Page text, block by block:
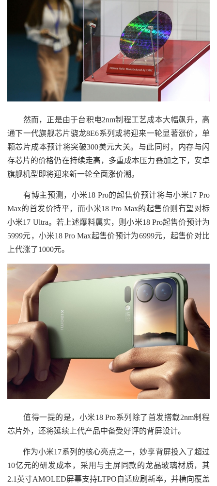
然而，正是由于台积电2nm制程工艺成本大幅飙升，高
通下一代旗舰芯片骁龙8E6系列或将迎来一轮显著涨价，单
颗芯片成本预计将突破300美元大关。与此同时，内存与闪
存芯片的价格仍在持续走高，多重成本压力叠加之下，安卓
旗舰机型即将迎来新一轮全面涨价潮。
有博主预测，小米18 Pro的起售价预计将与小米17 Pro
Max的首发价持平，而小米18 Pro Max的起售价则有望对标
小米17 Ultra。若上述爆料属实，则小米18 Pro起售价预计为
5999元，小米18 Pro Max起售价预计为6999元，起售价对比
上代涨了1000元。
值得一提的是，小米18 Pro系列除了首发搭载2nm制程
芯片外，还将延续上代产品中备受好评的背屏设计。
作为小米17系列的核心亮点之一，妙享背屏投入了超过
10亿元的研发成本，采用与主屏同款的龙晶玻璃材质，其
2.1英寸AMOLED屏幕支持LTPO自适应刷新率，并横向覆盖